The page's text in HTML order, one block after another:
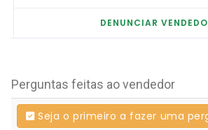
DENUNCIAR
Perguntas feitas ao vendedor
Seja o primeiro a fazer uma